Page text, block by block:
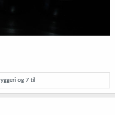
og 7 til